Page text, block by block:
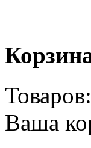
Ваша